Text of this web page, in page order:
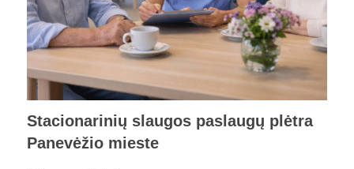
Stacionarinių slaugos paslaugų plėtra
Panevėžio mieste